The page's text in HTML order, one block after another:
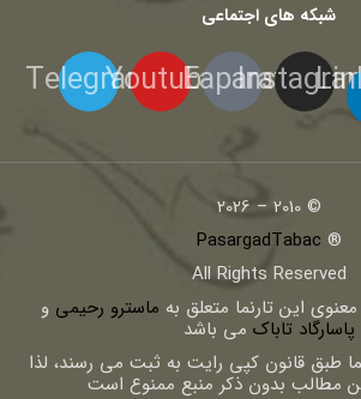
شبکه های اجتماعی
Eaparat
Youtube
Telegram
© 2010 – 2026
®
PasargadTabac
All Rights Reserved
اين تارنما متعلق به ماسترو رحیمی و
پاسارگاد تاباک می باشد
طبق قانون کپی رایت به ثبت می رسند، لذا
مطالب بدون ذکر منبع ممنوع است